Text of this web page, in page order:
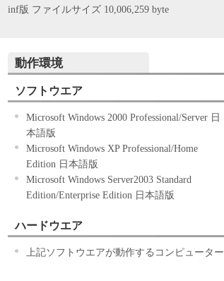
inf版 ファイルサイズ 10,006,259 byte
動作環境
ソフトウエア
Microsoft Windows 2000 Professional/Server 日
本語版
Microsoft Windows XP Professional/Home
Edition 日本語版
Microsoft Windows Server2003 Standard
Edition/Enterprise Edition 日本語版
ハードウエア
上記ソフトウエアが動作するコンピューター